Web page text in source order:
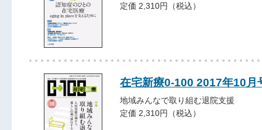
定価 2,310円（税込）
在宅新療0-100 2017年10月
地域みんなで取り組む退院支援
定価 2,310円（税込）